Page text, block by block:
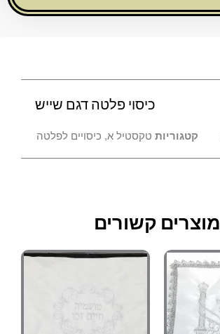
כיסוי פלטה דגם שייש
קטגוריות טקסטיל א, כיסויים לפלטה
מוצרים קשורים